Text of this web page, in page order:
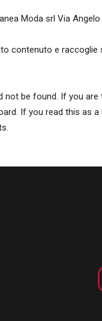
Moda srl Via
contenuto e raccoglie
not be found. If you
If you read this as